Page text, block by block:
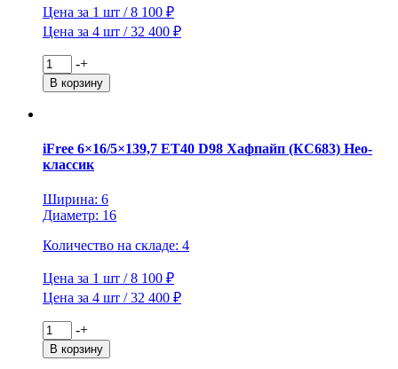
Цена за 1 шт / 8 100 ₽
Цена за 4 шт / 32 400 ₽
Количество
товара
iFree
D98
Хафпайп
(КС683)
Вэй
КС683
-+
В корзину
iFree 6×16/5×139,7 ET40 D98 Хафпайп (КС683) Нео-
классик
Ширина: 6
Диаметр: 16
Количество на складе: 4
Цена за 1 шт / 8 100 ₽
Цена за 4 шт / 32 400 ₽
Количество
товара
iFree
-+
В корзину